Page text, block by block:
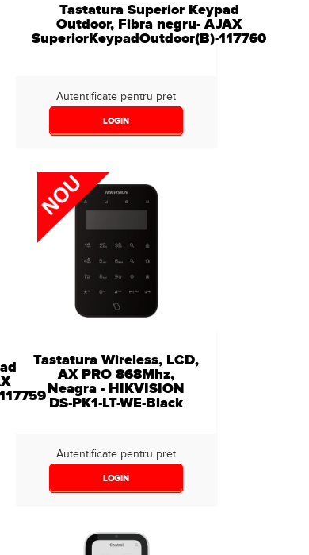
Tastatura Superior Keypad
Outdoor, Fibra negru- AJAX
SuperiorKeypadOutdoor(B)-117760
Autentificate pentru pret
LOGIN
Tastatura Wireless, LCD,
AX PRO 868Mhz,
Neagra - HIKVISION
DS-PK1-LT-WE-Black
Autentificate pentru pret
LOGIN